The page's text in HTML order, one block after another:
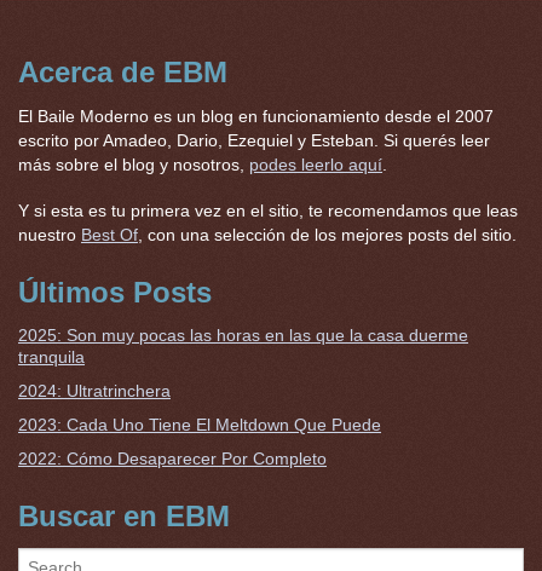
Acerca de EBM
El Baile Moderno es un blog en funcionamiento desde el 2007
escrito por Amadeo, Dario, Ezequiel y Esteban. Si querés leer
más sobre el blog y nosotros, podes leerlo aquí
Y si esta es tu primera vez en el sitio, te recomendamos que leas
nuestro Best Of , con una selección de los mejores posts del sitio.
Últimos Posts
2025: Son muy pocas las horas en las que la casa duerme
tranquila
2024: Ultratrinchera
2023: Cada Uno Tiene El Meltdown Que Puede
2022: Cómo Desaparecer Por Completo
Buscar en EBM